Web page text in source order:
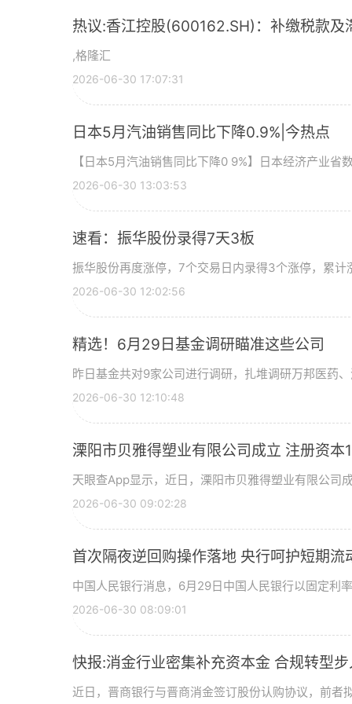
热议:香江控股(600162.SH)：补缴税款
,格隆汇
2026-06-30 17:07:31
日本5月汽油销售同比下降0.9%|今热点
【日本5月汽油销售同比下降0 9%】日本经济产业省
2026-06-30 13:03:53
速看：振华股份录得7天3板
振华股份再度涨停，7个交易日内录得3个涨停，累计
2026-06-30 12:02:56
精选！6月29日基金调研瞄准这些公司
昨日基金共对9家公司进行调研，扎堆调研万邦医药
2026-06-30 12:10:48
溧阳市贝雅得塑业有限公司成立 注册资本
天眼查App显示，近日，溧阳市贝雅得塑业有限公司
2026-06-30 09:02:28
首次隔夜逆回购操作落地 央行呵护短期流
中国人民银行消息，6月29日中国人民银行以固定利
2026-06-30 08:09:01
快报:消金行业密集补充资本金 合规转型
近日，晋商银行与晋商消金签订股份认购协议，前者